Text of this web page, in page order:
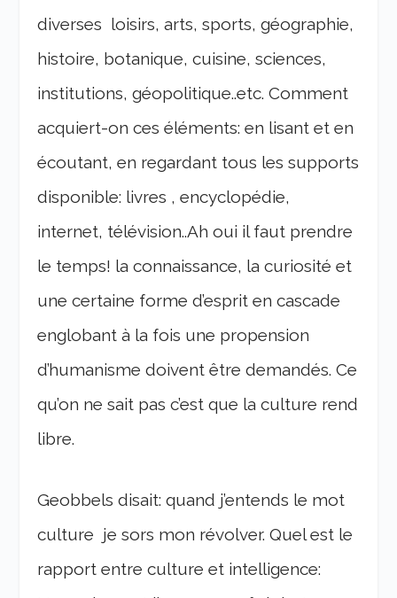
diverses loisirs, arts, sports, géographie,
histoire, botanique, cuisine, sciences,
institutions, géopolitique..etc. Comment
acquiert-on ces éléments: en lisant et en
écoutant, en regardant tous les supports
disponible: livres , encyclopédie,
internet, télévision..Ah oui il faut prendre
le temps! la connaissance, la curiosité et
une certaine forme d’esprit en cascade
englobant à la fois une propension
d’humanisme doivent être demandés. Ce
qu’on ne sait pas c’est que la culture rend
libre.
Geobbels disait: quand j’entends le mot
culture je sors mon révolver. Quel est le
rapport entre culture et intelligence: